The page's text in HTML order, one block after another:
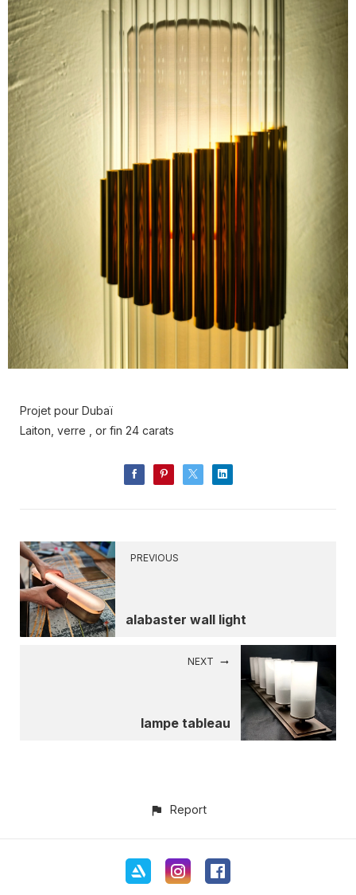
Projet pour Dubaï
Laiton, verre , or fin 24 carats
PREVIOUS
alabaster wall light
NEXT
lampe tableau
Report